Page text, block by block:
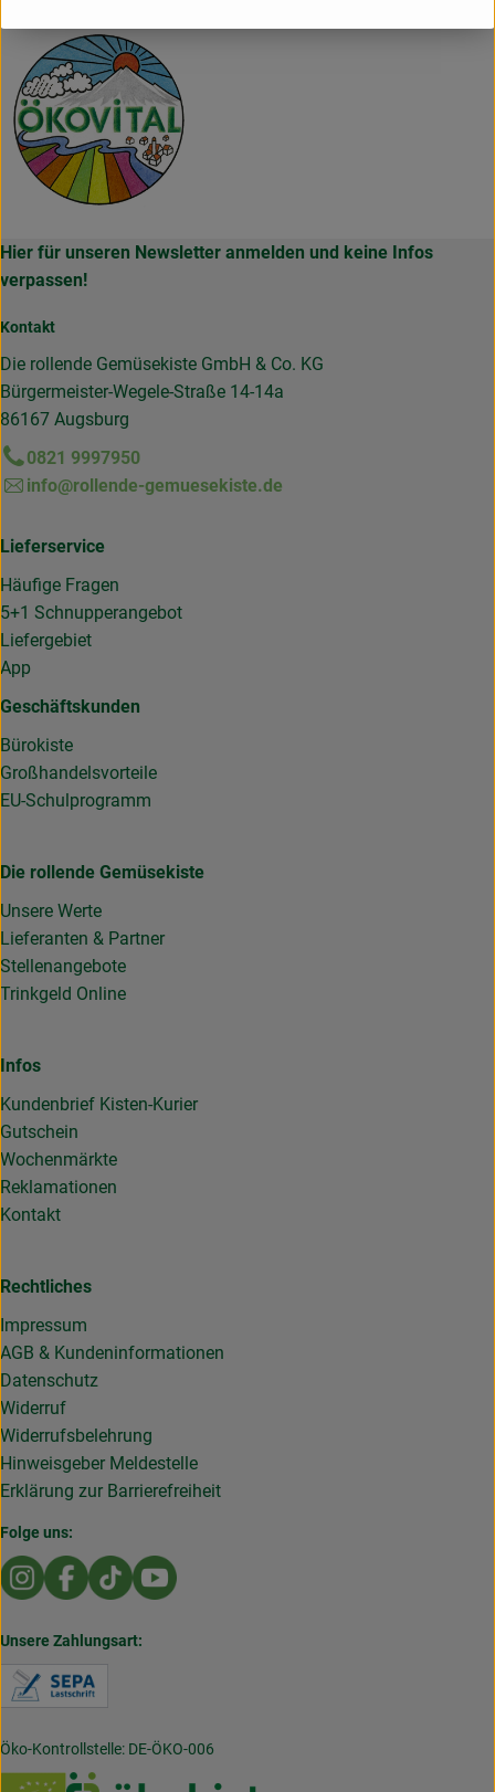
Hier für unseren Newsletter anmelden und keine Infos
verpassen!
Kontakt
Die rollende Gemüsekiste GmbH & Co. KG
Bürgermeister-Wegele-Straße 14-14a
86167 Augsburg
0821 9997950
info@rollende-gemuesekiste.de
Lieferservice
Häufige Fragen
5+1 Schnupperangebot
Liefergebiet
App
Geschäftskunden
Bürokiste
Großhandelsvorteile
EU-Schulprogramm
Die rollende Gemüsekiste
Unsere Werte
Lieferanten & Partner
Stellenangebote
Trinkgeld Online
Infos
Kundenbrief Kisten-Kurier
Gutschein
Wochenmärkte
Reklamationen
Kontakt
Rechtliches
Impressum
AGB & Kundeninformationen
Datenschutz
Widerruf
Widerrufsbelehrung
Hinweisgeber Meldestelle
Erklärung zur Barrierefreiheit
Folge uns:
Externer Link zu https://www.instagram.com/
Externer Link zu https://www.facebook.com/
Externer Link zu https://www.tiktok.com/
Externer Link zu https://
Unsere Zahlungsart:
Öko-Kontrollstelle: DE-ÖKO-006
Externer Link zu /_Resources/Persistent/7/b/6/4/